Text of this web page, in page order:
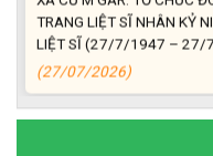
TRANG LIỆT SĨ NHÂN KỶ
LIỆT SĨ (27/7/1947 – 27/
(27/07/2026)
ĐỒNG CHÍ PHAN XUÂN